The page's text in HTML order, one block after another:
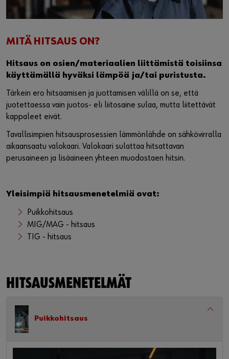
MITÄ HITSAUS ON?
Hitsaus on osien/materiaalien liittämistä toisiinsa
käyttämällä hyväksi lämpöä ja/tai puristusta.
Tärkein ero hitsaamisen ja juottamisen välillä on se, että
juotettaessa vain juotos- eli liitosaine sulaa, mutta liitettävät
kappaleet eivät.
Tavallisimpien hitsausprosessien lämmönlähde on sähkövirralla
aikaansaatu valokaari. Valokaari sulattaa hitsattavan
perusaineen ja lisäaineen yhteen muodostaen hitsin.
Yleisimpiä hitsausmenetelmiä ovat:
Puikkohitsaus
MIG/MAG - hitsaus
TIG - hitsaus
HITSAUSMENETELMÄT
Puikkohitsaus